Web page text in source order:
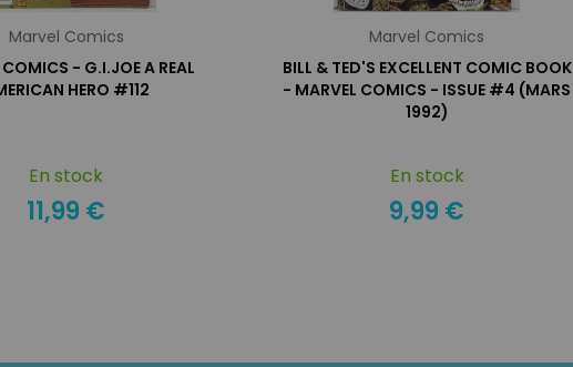
Marvel Comics
- G.I.JOE A REAL
HERO #112
En stock
11,99 €
Marvel Comics
BILL & TED'S EXCELLENT COMIC BOOK
- MARVEL COMICS - ISSUE #4 (MARS
1992)
En stock
9,99 €